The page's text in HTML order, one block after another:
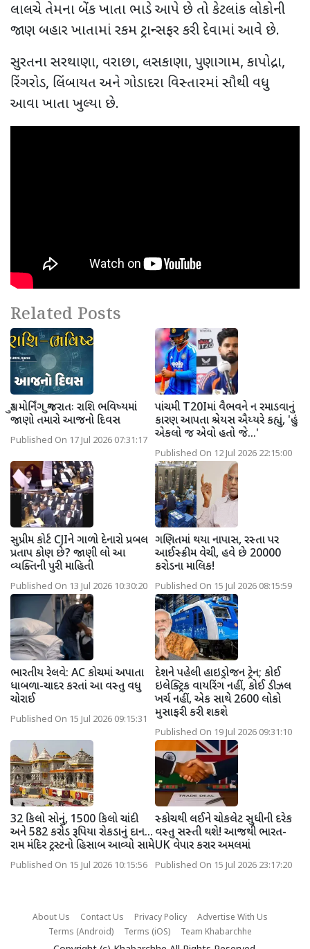
લાલચે તેમના બેંક ખાતા ભાડે આપે છે તો કેટલાંક લોકોની
જાણ બહાર ખાતામાં રકમ ટ્રાન્સફર કરી દેવામાં આવે છે.
સુરતના સરથાણા, વરાછા, લસકાણા, પુણાગામ, કાપોદ્રા,
રિંગરોડ, લિંબાયત અને ગોડાદરા વિસ્તારમાં સૌથી વધુ
આવા ખાતા ખુલ્યા છે.
Related Posts
ગુડ મોર્નિંગ ગુજરાતઃ રાશિ ભવિષ્યમાં
જાણો તમારો આજનો દિવસ
Published On 17 Jul 2026 07:31:17
પાંચમી T20Iમાં વૈભવને ન રમાડવાનું
કારણ આપતા શ્રેયસ ઐય્યરે કહ્યું, 'હું
એકલો જ એવો હતો જે...'
Published On 12 Jul 2026 22:15:00
સુપ્રીમ કોર્ટ CJIને ગાળો દેનારો પ્રબલ
પ્રતાપ કોણ છે? જાણી લો આ
વ્યક્તિની પુરી માહિતી
Published On 13 Jul 2026 10:30:20
ગણિતમાં થયા નાપાસ, રસ્તા પર
આઈસ્ક્રીમ વેચી, હવે છે 20000
કરોડના માલિક!
Published On 15 Jul 2026 08:15:59
ભારતીય રેલવે: AC કોચમાં અપાતા
ધાબળા-ચાદર કરતાં આ વસ્તુ વધુ
ચોરાઈ
Published On 15 Jul 2026 09:15:31
દેશને પહેલી હાઇડ્રોજન ટ્રેન; કોઈ
ઇલેક્ટ્રિક વાયરિંગ નહીં, કોઈ ડીઝલ
ખર્ચ નહીં, એક સાથે 2600 લોકો
મુસાફરી કરી શકશે
Published On 19 Jul 2026 09:31:10
32 કિલો સોનું, 1500 કિલો ચાંદી
અને 582 કરોડ રૂપિયા રોકડાનું દાન...
રામ મંદિર ટ્રસ્ટનો હિસાબ આવ્યો સામે
Published On 15 Jul 2026 10:15:56
સ્કોચથી લઈને ચોકલેટ સુધીની દરેક
વસ્તુ સસ્તી થશે! આજથી ભારત-
UK વેપાર કરાર અમલમાં
Published On 15 Jul 2026 23:17:20
About Us Contact Us Privacy Policy
Advertise With Us
Terms (Android)
Terms (iOS) Team Khabarchhe